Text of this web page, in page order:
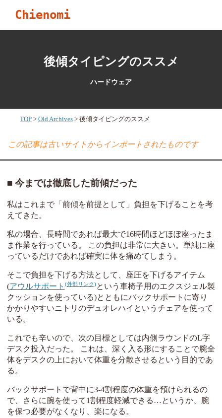
Chienomi
後傾タイピングのススメ
ハードウェア
TOP Old Archives 後傾タイピングのススメ
この記事は古いサイトからインポートされたものです
今までは徹底した前傾だった
私はこれまで「前傾を前提として」負担を下げることを考
えてきた。
私の場合、長時間であれば最大で16時間ほどほぼ座ったま
ま作業を行っている。 この負担は非常に大きい。単純に座
っているだけであれば確実に体を痛めてしまう。
そこで負担を下げる方法として、座圧を下げるアイテム
(アウルサポート
という車椅子用のエクスジェル製
クッションを使っている)とともにバックサポートに寄り
かかりやすいニトリのデュオレハイというチェアを使って
いる。
これでも辛いので、次の目標としては内側ラウンドのL字
デスク投入だった。 これは、深く入る形にすることで腕全
体をデスクの上において体重を分散させるという目的であ
る。
バックサポートで背中に3-4割程度の体重を預けられるの
で、さらに腕を使って1割程度軽減できる…というか、腕
を保つ必要がなくなり、楽になる。